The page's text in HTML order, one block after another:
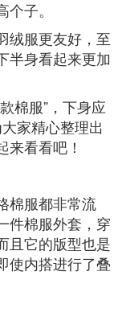
子。
绒服更友好，至
半身看起来更加
棉服”，下身应
家精心整理出
看看吧！
棉服都非常流
件棉服外套，穿
且它的版型也是
使内搭进行了叠